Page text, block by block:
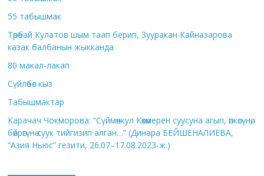
55 табышмак
Төрөбай Кулатов шым таап берип, Зууракан Кайназарова
казак балбанын жыкканда
80 макал-лакап
Сүйлөбөс кыз
Табышмактар
Карачач Чокморова: “Сүймөнкул Көкөмерен суусуна агып, өпкөсүнө,
бөйрөгүнө суук тийгизип алган…” (Динара БЕЙШЕНАЛИЕВА,
“Азия Ньюс” гезити, 26.07–17.08.2023-ж.)